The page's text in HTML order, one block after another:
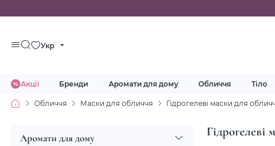
Укр
Акції Бренди Аромати для дому Обличчя Тіло
Обличчя Маски для обличчя Гідрогелеві маски для
Гідрогелеві
Аромати для дому